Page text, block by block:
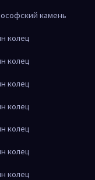
камень
колец
колец
колец
колец
колец
колец
колец